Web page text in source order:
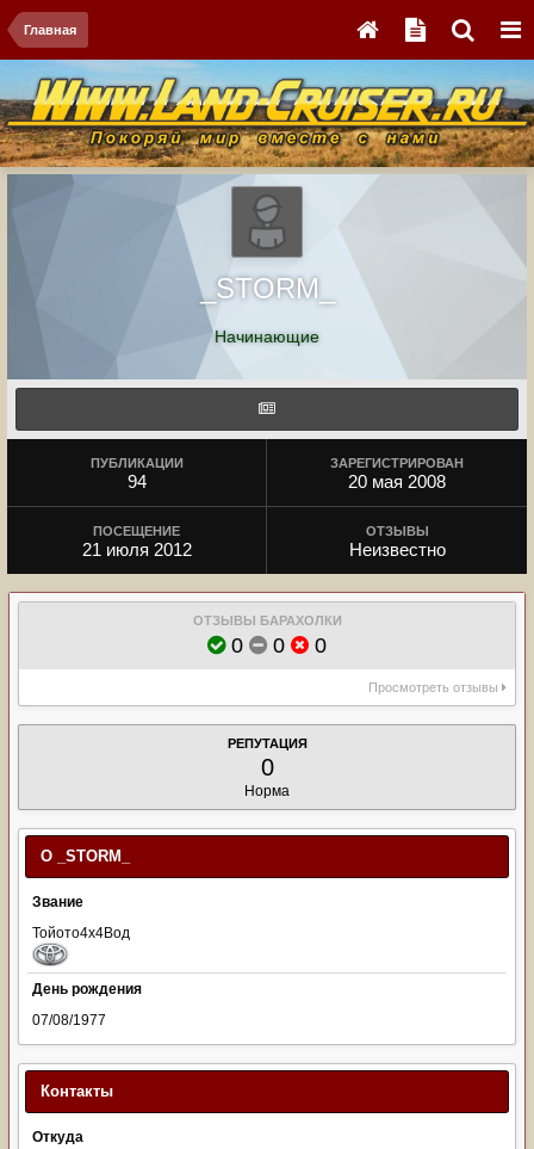
Главная
_STORM_
Начинающие
ПУБЛИКАЦИИ
94
ЗАРЕГИСТРИРОВАН
20 мая 2008
ПОСЕЩЕНИЕ
21 июля 2012
ОТЗЫВЫ
Неизвестно
ОТЗЫВЫ БАРАХОЛКИ
0 0 0
Просмотреть отзывы
РЕПУТАЦИЯ
0
Норма
О _STORM_
Звание
Тойото4х4Вод
День рождения
07/08/1977
Контакты
Откуда